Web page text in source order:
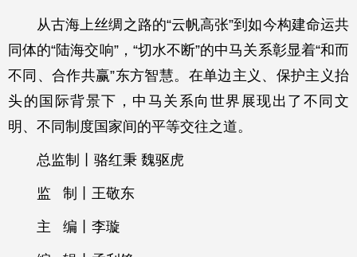
从古海上丝绸之路的“云帆高张”到如今构建命运共
同体的“陆海交响”，“切水不断”的中马关系彰显着“和而
不同、合作共赢”东方智慧。在单边主义、保护主义抬
头的国际背景下，中马关系向世界展现出了不同文
明、不同制度国家间的平等交往之道。
总监制丨骆红秉 魏驱虎
监 制丨王敬东
主 编丨李璇